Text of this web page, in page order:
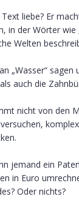
liebe? Er
in der Wörter wie
Welten
„Wasser“ sagen
auch die
nicht von den
jemand ein
in Euro
Oder nichts?